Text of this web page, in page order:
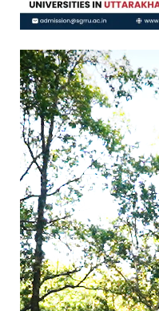
Video
Player